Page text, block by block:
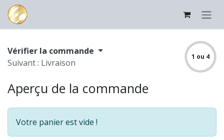
Se rendre au contenu
Vérifier la commande
Suivant : Livraison
1 ou 4
Aperçu de la commande
Votre panier est vide !